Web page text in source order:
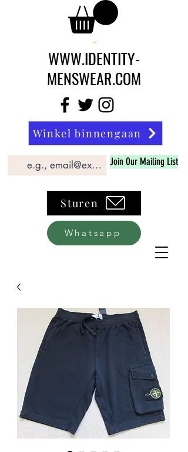
WWW.IDENTITY-
MENSWEAR.COM
Winkel binnengaan
Join Our Mailing List
Sturen
Whatsapp